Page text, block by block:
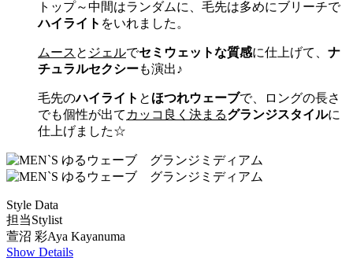
トップ～中間はランダムに、毛先は多めにブリーチで
ハイライト をいれました。
ムース と ジェルでセミウェットな質感に仕上げて、 ナ
チュラルセクシーも演出♪
毛先のハイライト と ほつれウェーブで、ロングの長さ
でも個性が出て カッコ良く決まるグランジスタイルに
仕上げました☆
Style Data
担当Stylist
萱沼 彩Aya Kayanuma
Show Details